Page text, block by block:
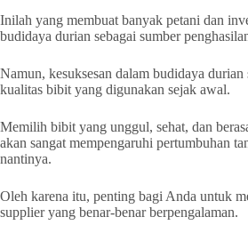
Inilah yang membuat banyak petani dan
budidaya durian sebagai sumber
Namun, kesuksesan dalam budidaya durian
kualitas bibit yang digunakan sejak awal.
Memilih bibit yang unggul, sehat, dan
akan sangat mempengaruhi pertumbuhan
nantinya.
Oleh karena itu, penting bagi Anda untuk
supplier yang benar-benar berpengalaman.